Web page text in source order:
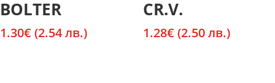
BOLTER
1.30€ (2.54 лв.)
CR.V.
1.28€ (2.50 лв.)